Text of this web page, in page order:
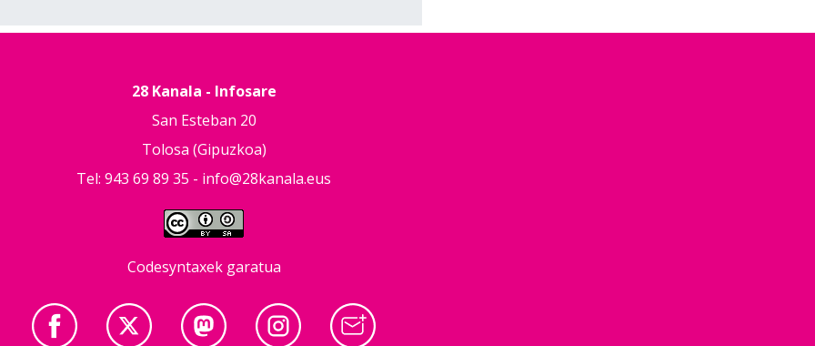
28 Kanala - Infosare
San Esteban 20
Tolosa (Gipuzkoa)
Tel: 943 69 89 35 - info@28kanala.eus
Codesyntaxek garatua